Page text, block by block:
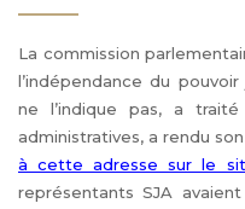
La commission
l’indépendance du
ne l’indique pas, a
administratives, a rendu
à cette adresse sur le
représentants SJA